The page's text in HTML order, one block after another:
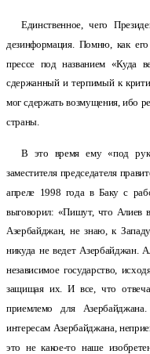
Единственное, чего
дезинформация. Помню, как его
прессе под названием «Куда
сдержанный и терпимый к
мог сдержать возмущения, ибо
страны.
В это время ему «под
заместителя председателя
апреле 1998 года в Баку с
выговорил: «Пишут, что Алиев
Азербайджан, не знаю, к
никуда не ведет Азербайджан.
независимое государство,
защищая их. И все, что
приемлемо для
интересам Азербайджана,
это не какое-то наше